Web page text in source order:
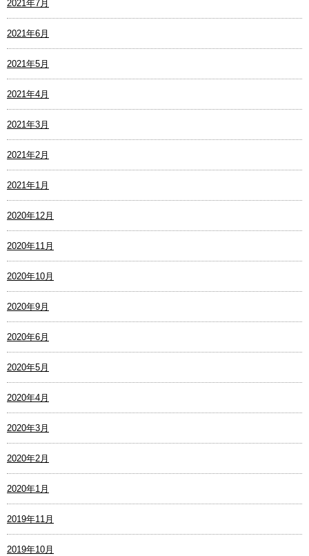
2021年7月
2021年6月
2021年5月
2021年4月
2021年3月
2021年2月
2021年1月
2020年12月
2020年11月
2020年10月
2020年9月
2020年6月
2020年5月
2020年4月
2020年3月
2020年2月
2020年1月
2019年11月
2019年10月